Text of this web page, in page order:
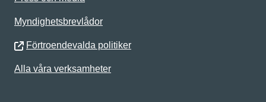
Myndighetsbrevlådor
Förtroendevalda politiker
Alla våra verksamheter